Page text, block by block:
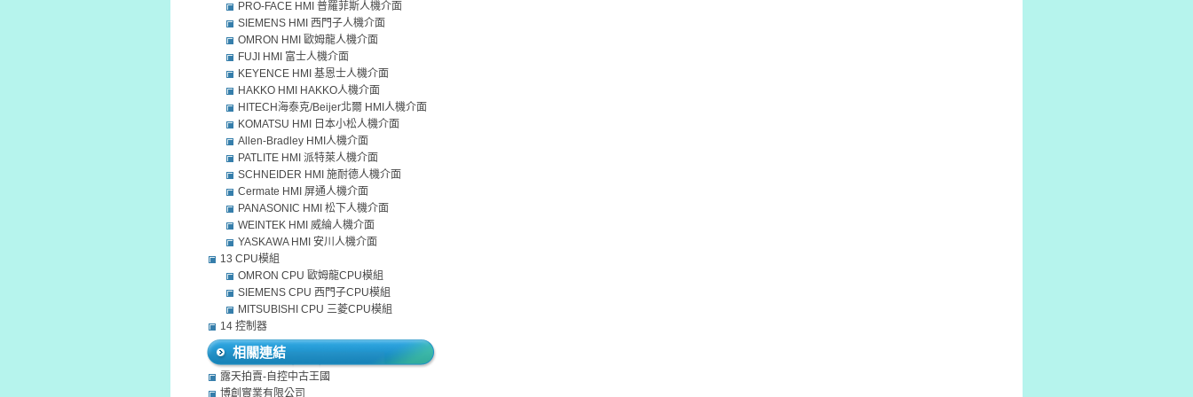
PRO-FACE HMI 普羅菲斯人機介面
SIEMENS HMI 西門子人機介面
OMRON HMI 歐姆龍人機介面
FUJI HMI 富士人機介面
KEYENCE HMI 基恩士人機介面
HAKKO HMI HAKKO人機介面
HITECH海泰克/Beijer北爾 HMI人機介面
KOMATSU HMI 日本小松人機介面
Allen-Bradley HMI人機介面
PATLITE HMI 派特萊人機介面
SCHNEIDER HMI 施耐德人機介面
Cermate HMI 屏通人機介面
PANASONIC HMI 松下人機介面
WEINTEK HMI 威綸人機介面
YASKAWA HMI 安川人機介面
13 CPU模組
OMRON CPU 歐姆龍CPU模組
SIEMENS CPU 西門子CPU模組
MITSUBISHI CPU 三菱CPU模組
14 控制器
相關連結
露天拍賣-自控中古王國
博創實業有限公司